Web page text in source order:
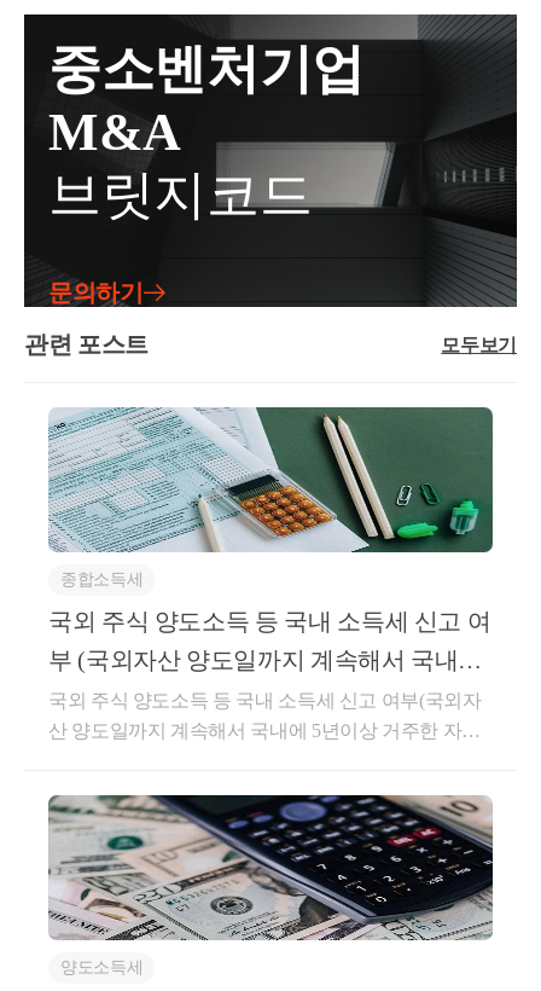
- 세무법인 넥스트
차계약을 체결하여 실제 1년 6개월 이상 임대한 경우,
해당 임대차계약은 「소득세법 시행령」 제155조의3
에 따른 직전 임대차계약으로 볼 수 있는 것입니다.사
실관계○ 2020.xx.xx. A주택 취득 계약 *매도인이 임차
인으로 A주택에 거주하는 조건으로 매매계약○2021.x
x.xx. A주택 취득하면서 임차인과 임대차계약 체결, 임
대개시- 1년 6개월 이상 임대한 후인 2022.xx.xx. A주택
임차인(매도인) 사망○ 2022.xx.xx. 임차인의 상속인에
게 임대보증금 반환○ 22.xx월 이후 임대차계약 체결 예
정2. 질의내용○ 주택을 취득하면서 주택의 전 소유자
를 임차인으로 하는 임대차계약을 체결하는 경우,- 당
해 임대차계약이 소득령§155의3에 따른 직전 임대차
의 매도자와 체결한 임대차계약이직전임대차계약에
해당하는지서면-2023-부동산-1332 [부동산납세과-240
1]등록일자 : 2023.11.03.생산일자 : 2023.10.13.요지주택
을 취득하면서 해당 주택의 매도자와 임대차계약 계약
을 체결하여 실제 1년 6개월 이상 임대한 경우 직전임
대차계약에 해당함회신귀 질의의 경우, 기존 해석사례
인 “서면-2022-법규재산-4083, 2022.11.02” 를 참고하시
기 바랍니다.○ 서면-2022-법규재산-4083, 2022.11.02.1
세대가 주택을 취득한 후 해당 주택의 전 소유자와 임
대차계약을 체결하여 실제 1년 6개월 이상 임대한 경
우, 해당 임대차계약은 「소득세법 시행령」 제155조
의3에 따른 직전 임대차계약으로 볼 수 있는 것입니다.
도인이 임차인으로 거주 및 임대보증금 제외한 잔금
지급 조건-’20.5.27.A주택 취득하면서 전소유자와 임대
차계약 체결-’22.5월기존 임차인과 임대보증금 또는 임
대료의 증가율이 100분의 5를 초과하지 않는 임대차계
약 체결2. 질의내용 - 주택을 취득하면서 주택의 전 소
에 대한 임대차계약을 체결한 경우,「소득세법시행
고･납부하고 있음○멤버십에 가입한 구매회원들에 대
한 배달료 할인액은 신청법인이 전액 부담, 즉 구매회
원은 배달료를 제외한 음식 대금만을 지급하고-신청인
은 VD배달료 상당액을 신청법인이 판매회원으로부터
수취하는 ○○서비스 수수료에서 차감하는 방식으로 정
산2. 질의내용○신청인이 ○○수수료에서 차감·정산하
는 방식으로 멤버십 가입 회원에게 제공한 ‘VD배달료
할인액’이 부가세법상 매출에누리로 보아, 해당 수수
료의 공급가액에서 차감할 수 있는지 여부3. 관련법령
○부가가치세법§29 (과세표준) ①재화 또는 용역의 공
급에 대한 부가가치세의 과세표준은 해당 과세기간에
다. 이 경우 대금, 요금, 수수료, 그 밖에 어떤 명목이든
상관없이 재화 또는 용역을 공급받는 자로부터 받는
금전적 가치 있는 모든 것을 포함하되, 부가가치세는
포함하지 아니한다.6.외상거래, 할부거래, 대통령령으
로 정하는 마일리지 등으로 대금의 전부 또는 일부를
결제하는 거래 등 그 밖의 방법으로 재화 또는 용역을
공급하는 경우: 공급 형태 등을 고려하여 대통령령으
함하지 아니한다.1.재화나 용역을 공급할 때 그 품질이
나 수량, 인도조건 또는 공급대가의 결제방법이나 그
밖의 공급조건에 따라 통상의 대가에서 일정액을 직접
는 자에게 지급하는 장려금이나 이와 유사한 금액 및
제45조제1항에 따른 대손금액(貸損金額)은 과세표준
에서 공제하지 아니한다.○부가가치세법 시행령§61
(외상거래 등 그 밖의 공급가액의 계산) ①법 제29조제
3항제6호에서 "대통령령으로 정하는 마일리지 등"이
란 재화 또는 용역의 구입실적에 따라 마일리지, 포인
트 또는 그 밖에 이와 유사한 형태로 별도의 대가 없이
이상인지 등을 확인해보아야 합니다.실제 사례로, 임
대사업자 등록 이후 실제 임대개시가 늦었음에도 불구
하고 지자체 주택임대사업자 8년 자동말소가 되자마
자 임대주택을 팔고, 당연하게도 양도세 신고시 장기
보유특별공제 50%를 적용해서 신고를 했다가 양도소
득세가 추징당한 사례도 종종 있습니다. 이럴 경우 미
납세금 뿐만 아니라, 가산세까지 부담합니다.이처럼
세제혜택을 받지도 못하고, 가산세까지 부과가 될 수
있기때문에 이를 잘 알아두셨다가 적용하시면 될 것입
니다. 현재 상황이 복잡하거나 애매하시면 반드시 세
무사와 상담 후 의사결정을 하시는 것이 좋습니다.도
전화를 주시거나cta_moonyh@naver.com으로 연락을 주
시면 됩니다!★주요 경력- 121,000건 이상의 세금 상담
및 용역- 600건 이상의 경정청구를 통한 약 25억 이상
세금 환급- 세무사 플랫폼 '택슬리' 상담 및 후기 1위 (약
4,000건 이상 상담)- 전문가 플랫폼 '아하커넥츠' 상담
및 후기 1위 (약 500건 이상 상담)- 지식공유플랫폼 '아
상 공유)- KB금융 콘텐츠 필진- 한국경제필진- 서울시
마을세무사- ㈜코스맥스 세무팀- ㈜현대중공업 세무기
획팀- ㈜iMBC 재무회계팀- 세무법인 넥스트
중소벤처기업
M&A
브릿지코드
문의하기
관련 포스트
모두보기
종합소득세
국외 주식 양도소득 등 국내 소득세 신고 여
부 (국외자산 양도일까지 계속해서 국내에
5년이상 거주한 자만 신고)
국외 주식 양도소득 등 국내 소득세 신고 여부(국외자
산 양도일까지 계속해서 국내에 5년이상 거주한 자만
지기존 해석사례 참고답변내용국내에 주소를 두거나
183일 이상의 거소(居所)를 둔 개인은 소득세법상 거주
자에 해당하고, 그 개인이 한·미 양국의 거주자인 경우
에는「한국·미국 조세조약」제3조 제2항에 따라 거주
지 국가를 사실판단하는 것이며, 한국 거주자일 경우
아래의 기존 해석사례를 참고하시기 바랍니다.□ 서면
인터넷방문상담1팀-1253, 2005.10.20.소득세법상 거주
양도소득세